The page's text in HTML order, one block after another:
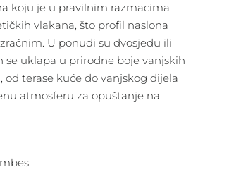
koju je u pravilnim razmacima
vlakana, što profil naslona
U ponudi su dvosjedu ili
se uklapa u prirodne boje vanjskih
od terase kuće do vanjskog dijela
atmosferu za opuštanje na